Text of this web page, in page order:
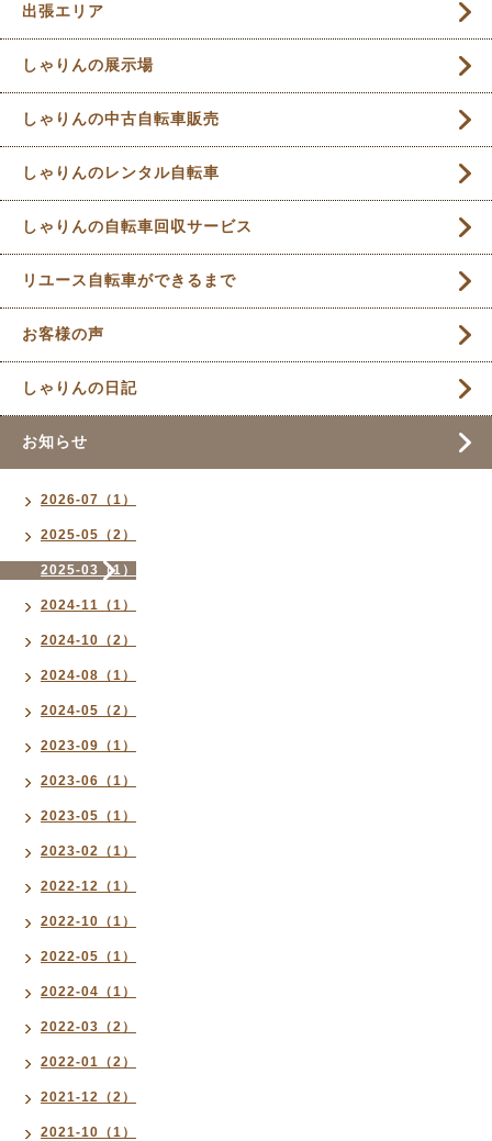
出張エリア
しゃりんの展示場
しゃりんの中古自転車販売
しゃりんのレンタル自転車
しゃりんの自転車回収サービス
リユース自転車ができるまで
お客様の声
しゃりんの日記
お知らせ
2026-07（1）
2025-05（2）
2025-03（1）
2024-11（1）
2024-10（2）
2024-08（1）
2024-05（2）
2023-09（1）
2023-06（1）
2023-05（1）
2023-02（1）
2022-12（1）
2022-10（1）
2022-05（1）
2022-04（1）
2022-03（2）
2022-01（2）
2021-12（2）
2021-10（1）